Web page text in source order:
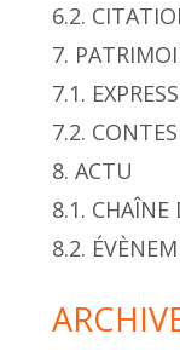
6.2.
7.
7.1.
7.2. CONTES
8. ACTU
8.1. CHAÎNE
8.2.